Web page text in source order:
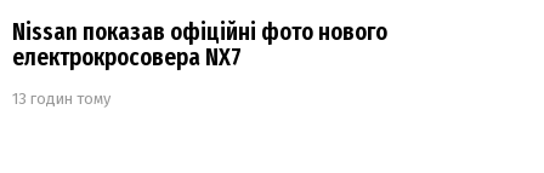
Nissan показав офіційні фото нового
електрокросовера NX7
13 годин тому